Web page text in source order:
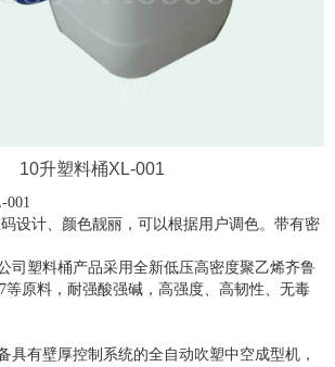
10升塑料桶XL-001
001
设计、颜色靓丽，可以根据用户调色。带有密
司塑料桶产品采用全新低压高密度聚乙烯齐鲁
等原料，耐强酸强碱，高强度、高韧性、无毒
具有壁厚控制系统的全自动吹塑中空成型机，